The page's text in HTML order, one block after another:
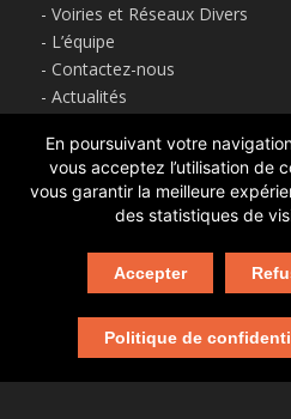
Voiries et Réseaux Divers
L’équipe
Contactez-nous
Actualités
À PROPOS
SORMAest une entreprise de
spécialisée dans la
Sorinières (44). Elle intervient
Saint Nazaire, Pornic, et dans
Loire-Atlantique.
En poursuivant votre
vous acceptez l’utilisation de
vous garantir la meilleure
des statistiques de
Accepter
Politique de